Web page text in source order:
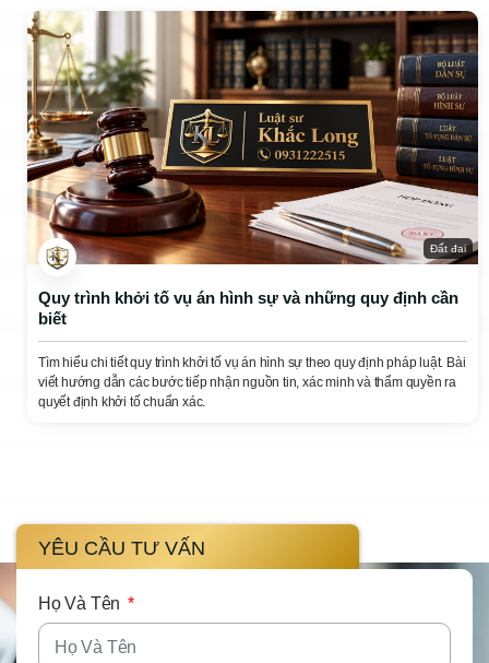
Đất đai
Quy trình khởi tố vụ án hình sự và những quy định cần
biết
Tìm hiểu chi tiết quy trình khởi tố vụ án hình sự theo quy định pháp luật. Bài
viết hướng dẫn các bước tiếp nhận nguồn tin, xác minh và thẩm quyền ra
quyết định khởi tố chuẩn xác.
YÊU CẦU TƯ VẤN
Họ Và Tên